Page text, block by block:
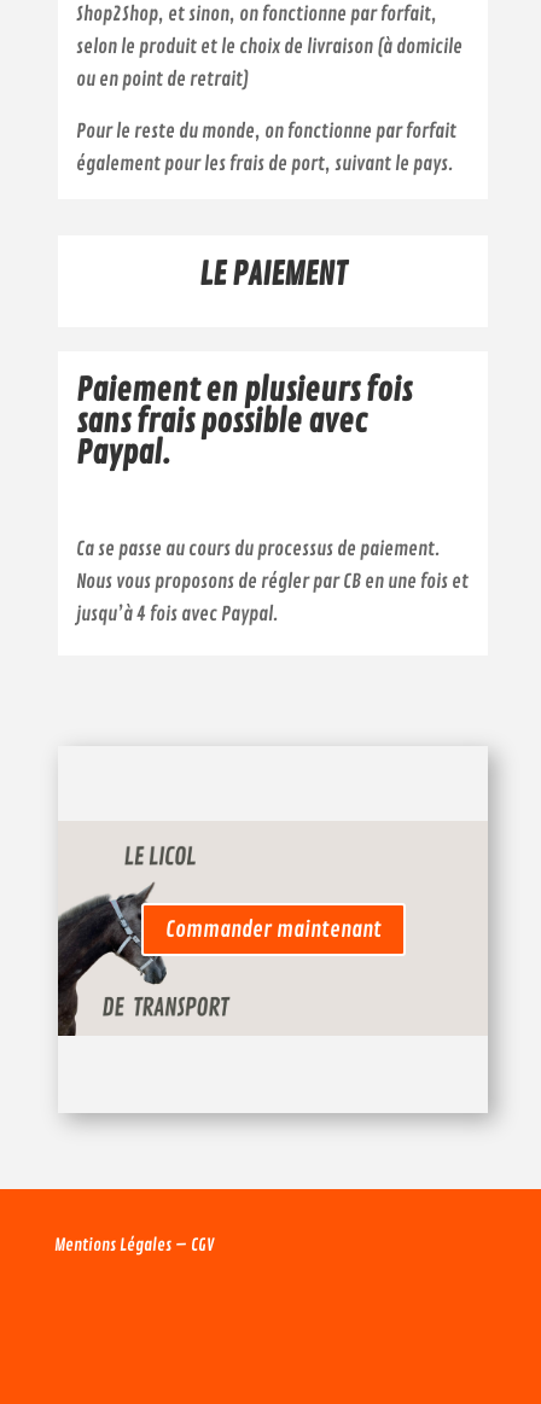
Shop2Shop, et sinon, on fonctionne par forfait,
selon le produit et le choix de livraison (à domicile
ou en point de retrait)
Pour le reste du monde, on fonctionne par forfait
également pour les frais de port, suivant le pays.
LE PAIEMENT
Paiement en plusieurs fois
sans frais possible avec
Paypal.
Ca se passe au cours du processus de paiement.
Nous vous proposons de régler par CB en une fois et
jusqu’à 4 fois avec Paypal.
Commander maintenant
Mentions Légales– CGV